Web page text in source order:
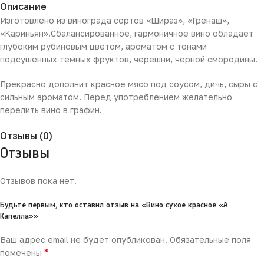
Описание
Изготовлено из винограда сортов «Шираз», «Гренаш»,
«Кариньян».Сбалансированное, гармоничное вино обладает
глубоким рубиновым цветом, ароматом с тонами
подсушенных темных фруктов, черешни, черной смородины.
Прекрасно дополнит красное мясо под соусом, дичь, сыры с
сильным ароматом. Перед употреблением желательно
перелить вино в графин.
Отзывы (0)
Отзывы
Отзывов пока нет.
Будьте первым, кто оставил отзыв на «Вино сухое красное «А
Капелла»»
Ваш адрес email не будет опубликован. Обязательные поля
помечены *